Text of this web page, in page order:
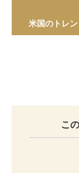
米国のトレ
こ